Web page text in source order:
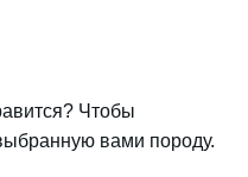
Чтобы
вами породу.